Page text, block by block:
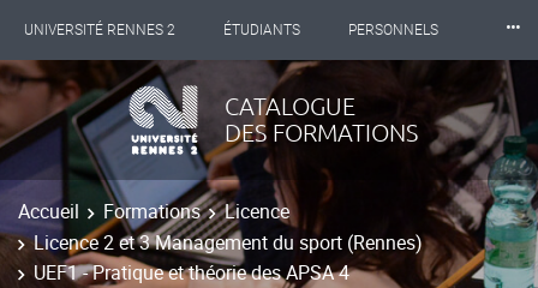
UNIVERSITÉ RENNES 2 ÉTUDIANTS PERSONNELS
INTERNATIONAL PROFESSIONNELS BIBLIOTHÈQUES
LES NOUVELLES DE RENNES 2
⸱⸱⸱
CATALOGUE
DES FORMATIONS
Accueil Formations
Licence
Licence 2 et 3 Management du sport (Rennes)
UEF1 - Pratique et théorie des APSA 4